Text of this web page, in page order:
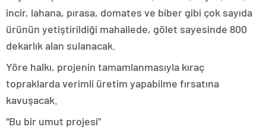
incir, lahana, pırasa, domates ve biber gibi çok sayıda
ürünün yetiştirildiği mahallede, gölet sayesinde 800
dekarlık alan sulanacak.
Yöre halkı, projenin tamamlanmasıyla kıraç
topraklarda verimli üretim yapabilme fırsatına
kavuşacak.
“Bu bir umut projesi”